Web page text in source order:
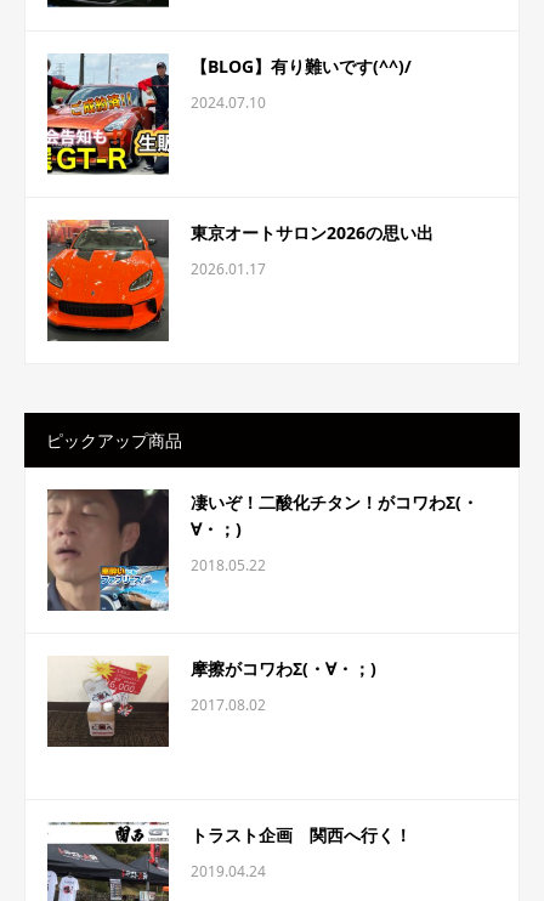
【BLOG】有り難いです(^^)/
2024.07.10
東京オートサロン2026の思い出
2026.01.17
ピックアップ商品
凄いぞ！二酸化チタン！がコワわΣ(・
∀・；)
2018.05.22
摩擦がコワわΣ(・∀・；)
2017.08.02
トラスト企画 関西へ行く！
2019.04.24